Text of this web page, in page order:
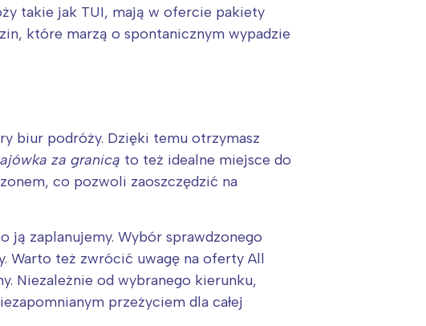
takie jak TUI, mają w ofercie pakiety
które marzą o spontanicznym wypadzie
biur podróży. Dzięki temu otrzymasz
za granicą to też idealne miejsce do
co pozwoli zaoszczędzić na
ją zaplanujemy. Wybór sprawdzonego
Warto też zwrócić uwagę na oferty All
Niezależnie od wybranego kierunku,
przeżyciem dla całej